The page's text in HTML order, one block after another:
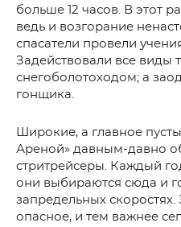
больше 12 часов. В этот
ведь и возгорание
спасатели провели
Задействовали все виды
снегоболотоходом; а
гонщика.
Широкие, а главное
Ареной» давным-давно
стритрейсеры. Каждый
они выбираются сюда и
запредельных скоростях.
опасное, и тем важнее